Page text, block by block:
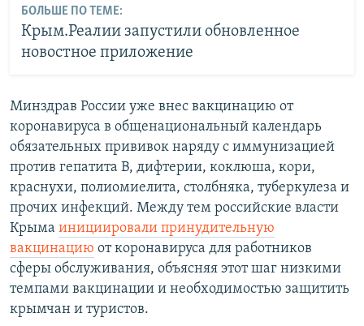
БОЛЬШЕ ПО ТЕМЕ:
Крым.Реалии запустили обновленное
новостное приложение
Минздрав России уже внес вакцинацию от
коронавируса в общенациональный календарь
обязательных прививок наряду с иммунизацией
против гепатита В, дифтерии, коклюша, кори,
краснухи, полиомиелита, столбняка, туберкулеза и
прочих инфекций. Между тем российские власти
Крыма инициировали принудительную
вакцинацию от коронавируса для работников
сферы обслуживания, объясняя этот шаг низкими
темпами вакцинации и необходимостью защитить
крымчан и туристов.